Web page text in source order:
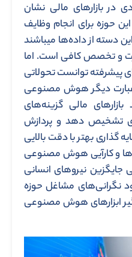
در بازارهای مالی نشان
حوزه برای انجام وظایف
دسته از داده‌ها میباشند
و تخصص کافی است. اما
پیشرفته توانست تحولاتی
عبارت دیگر هوش مصنوعی
مالی گزینه‌های
تشخیص دهد و پردازش
گذاری بهتر با دقت بالایی
و کارآیی هوش مصنوعی
جایگزین نیروهای انسانی
نگرانی‌های مشاغل حوزه
ابزارهای هوش مصنوعی